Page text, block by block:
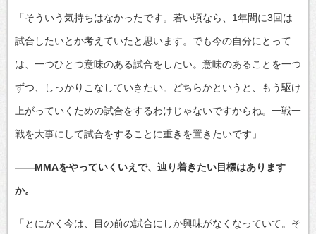
「そういう気持ちはなかったです。若い頃なら、1年間に3回は
試合したいとか考えていたと思います。でも今の自分にとって
は、一つひとつ意味のある試合をしたい。意味のあることを一つ
ずつ、しっかりこなしていきたい。どちらかというと、もう駆け
上がっていくための試合をするわけじゃないですからね。一戦一
戦を大事にして試合をすることに重きを置きたいです」
――MMAをやっていくいえで、辿り着きたい目標はあります
か。
「とにかく今は、目の前の試合にしか興味がなくなっていて。そ